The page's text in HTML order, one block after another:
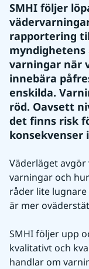
SMHI följer
rapportering
myndighetens
varningar när
innebära
enskilda.
röd. Oavsett
det finns risk
konsekvenser
Väderläget
varningar och
råder lite
är mer
SMHI följer upp
kvalitativt och
handlar om